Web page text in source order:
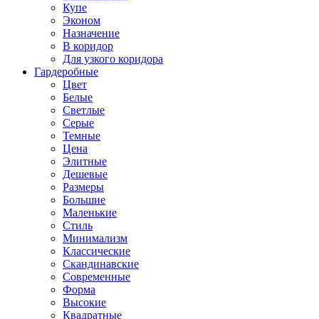
Купе
Эконом
Назначение
В коридор
Для узкого коридора
Гардеробные
Цвет
Белые
Светлые
Серые
Темные
Цена
Элитные
Дешевые
Размеры
Большие
Маленькие
Стиль
Минимализм
Классические
Скандинавские
Современные
Форма
Высокие
Квадратные